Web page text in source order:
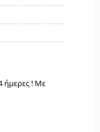
ήμερες ! Με